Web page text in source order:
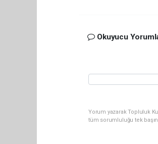
Okuyucu
Yorum yazarak Topluluk
tüm sorumluluğu tek